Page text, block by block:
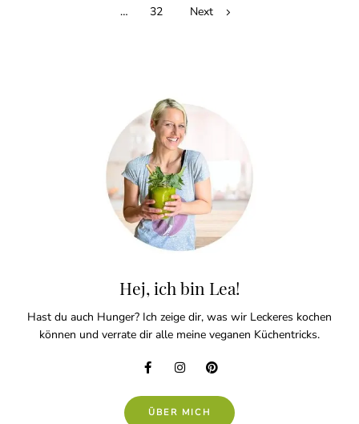
…
32 Next
Hej, ich bin Lea!
Hast du auch Hunger? Ich zeige dir, was wir Leckeres kochen
können und verrate dir alle meine veganen Küchentricks.
ÜBER MICH